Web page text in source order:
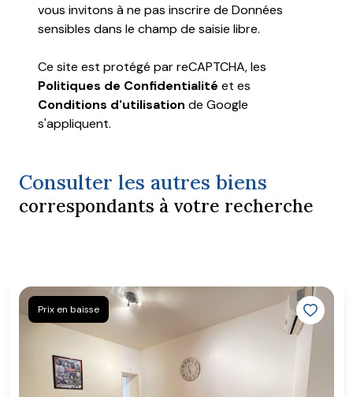
vous invitons à ne pas inscrire de Données
sensibles dans le champ de saisie libre.
Ce site est protégé par reCAPTCHA, les
Politiques de Confidentialité et es
Conditions d'utilisation de Google
s'appliquent.
Consulter les autres biens
correspondants à votre recherche
Prix en baisse